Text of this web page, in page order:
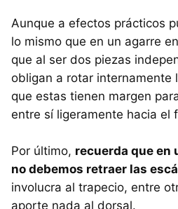
Aunque a efectos prácticos
lo mismo que en un agarre
que al ser dos piezas
obligan a rotar internamente
que estas tienen margen
entre sí ligeramente hacia el
Por último, recuerda que en
no debemos retraer las
involucra al trapecio, entre
aporte nada al dorsal.